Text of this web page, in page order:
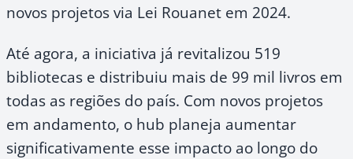
novos projetos via Lei Rouanet em 2024.
Até agora, a iniciativa já revitalizou 519
bibliotecas e distribuiu mais de 99 mil livros em
todas as regiões do país. Com novos projetos
em andamento, o hub planeja aumentar
significativamente esse impacto ao longo do